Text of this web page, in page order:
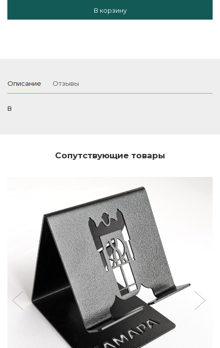
В корзину
Описание Отзывы
В
Сопутствующие товары